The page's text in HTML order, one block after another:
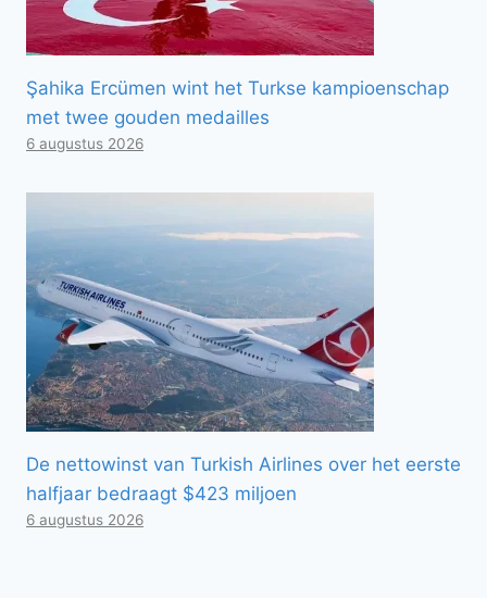
Şahika Ercümen wint het Turkse kampioenschap
met twee gouden medailles
6 augustus 2026
De nettowinst van Turkish Airlines over het eerste
halfjaar bedraagt ​​$423 miljoen
6 augustus 2026